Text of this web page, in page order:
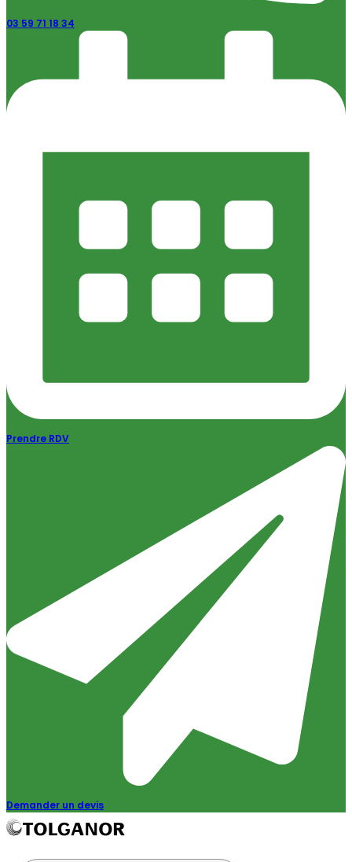
03 59 71 18 34
Prendre RDV
Demander un devis